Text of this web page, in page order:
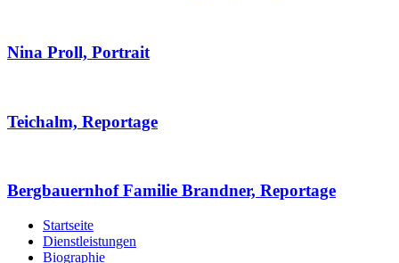
Nina Proll, Portrait
Teichalm, Reportage
Bergbauernhof Familie Brandner, Reportage
Startseite
Dienstleistungen
Biographie